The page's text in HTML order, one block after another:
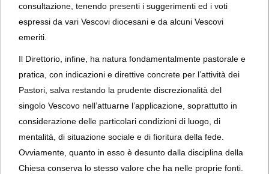
consultazione, tenendo presenti i suggerimenti ed i voti
espressi da vari Vescovi diocesani e da alcuni Vescovi
emeriti.
Il Direttorio, infine, ha natura fondamentalmente pastorale e
pratica, con indicazioni e direttive concrete per l’attività dei
Pastori, salva restando la prudente discrezionalità del
singolo Vescovo nell’attuarne l’applicazione, soprattutto in
considerazione delle particolari condizioni di luogo, di
mentalità, di situazione sociale e di fioritura della fede.
Ovviamente, quanto in esso è desunto dalla disciplina della
Chiesa conserva lo stesso valore che ha nelle proprie fonti.